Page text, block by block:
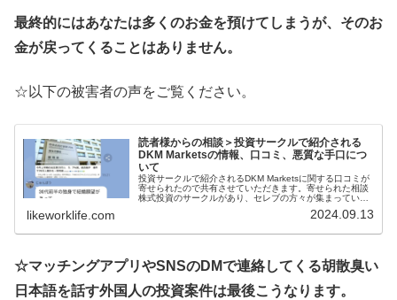
最終的にはあなたは多くのお金を預けてしまうが、そのお
金が戻ってくることはありません。
☆以下の被害者の声をご覧ください。
読者様からの相談＞投資サークルで紹介される
DKM Marketsの情報、口コミ、悪質な手口につ
いて
投資サークルで紹介されるDKM Marketsに関する口コミが
寄せられたので共有させていただきます。寄せられた相談
株式投資のサークルがあり、セレブの方々が集まっている
likeworklife.com 2024.09.13
☆マッチングアプリやSNSのDMで連絡してくる胡散臭い
日本語を話す外国人の投資案件は最後こうなります。